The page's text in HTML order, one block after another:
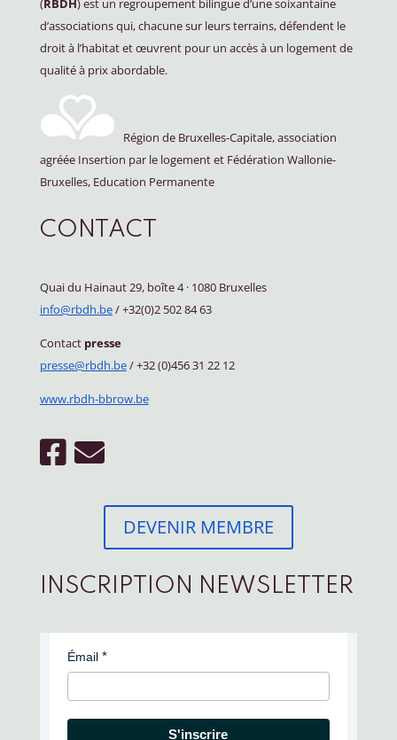
(RBDH) est un regroupement bilingue d’une soixantaine
d’associations qui, chacune sur leurs terrains, défendent le
droit à l’habitat et œuvrent pour un accès à un logement de
qualité à prix abordable.
Région de Bruxelles-Capitale, association
agréée Insertion par le logement et Fédération Wallonie-
Bruxelles, Education Permanente
CONTACT
Quai du Hainaut 29, boîte 4·1080 Bruxelles
info@rbdh.be/ +32(0)2 502 84 63
Contact presse
presse@rbdh.be/ +32 (0)456 31 22 12
www.rbdh-bbrow.be
DEVENIR MEMBRE
INSCRIPTION NEWSLETTER
Émail
S'inscrire